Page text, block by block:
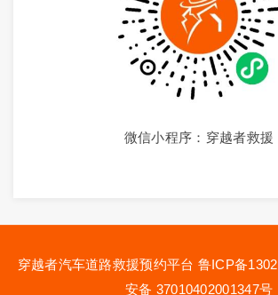
微信小程序：穿越者救援
穿越者汽车道路救援预约平台 鲁ICP备
安备 37010402001347号